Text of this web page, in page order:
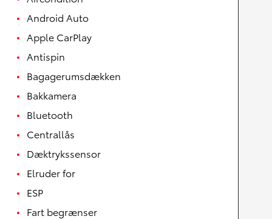
Android Auto
Apple CarPlay
Antispin
Bagagerumsdækken
Bakkamera
Bluetooth
Centrallås
Dæktrykssensor
Elruder for
ESP
Fart begrænser